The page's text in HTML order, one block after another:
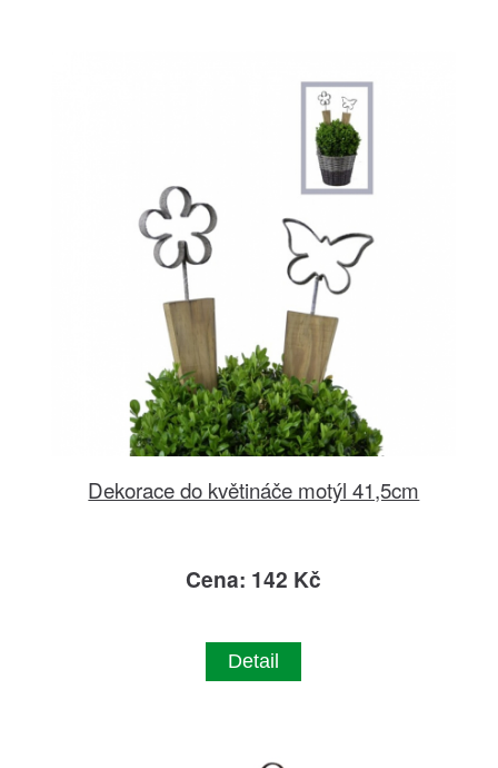
Dekorace do květináče motýl 41,5cm
Cena: 142 Kč
Detail